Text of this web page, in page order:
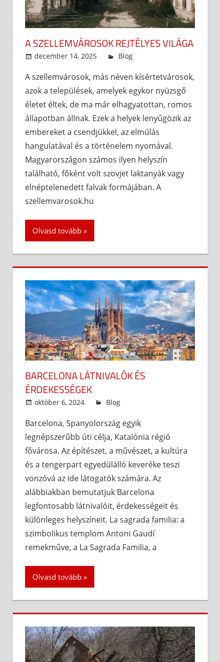
A SZELLEMVÁROSOK REJTÉLYES VILÁGA
december 14, 2025 admin
Blog
A szellemvárosok, más néven kísértetvárosok,
azok a települések, amelyek egykor nyüzsgő
életet éltek, de ma már elhagyatottan, romos
állapotban állnak. Ezek a helyek lenyűgözik az
embereket a csendjükkel, az elmúlás
hangulatával és a történelem nyomával.
Magyarországon számos ilyen helyszín
található, főként volt szovjet laktanyák vagy
elnéptelenedett falvak formájában. A
szellemvarosok.hu
Olvasd tovább
BARCELONA LÁTNIVALÓK ÉS
ÉRDEKESSÉGEK
október 6, 2024 admin
Blog
Barcelona, Spanyolország egyik
legnépszerűbb úti célja, Katalónia régió
fővárosa. Az építészet, a művészet, a kultúra
és a tengerpart egyedülálló keveréke teszi
vonzóvá az ide látogatók számára. Az
alábbiakban bemutatjuk Barcelona
legfontosabb látnivalóit, érdekességeit és
különleges helyszíneit. La sagrada familia: a
szimbolikus templom Antoni Gaudí
remekműve, a La Sagrada Familia, a
Olvasd tovább